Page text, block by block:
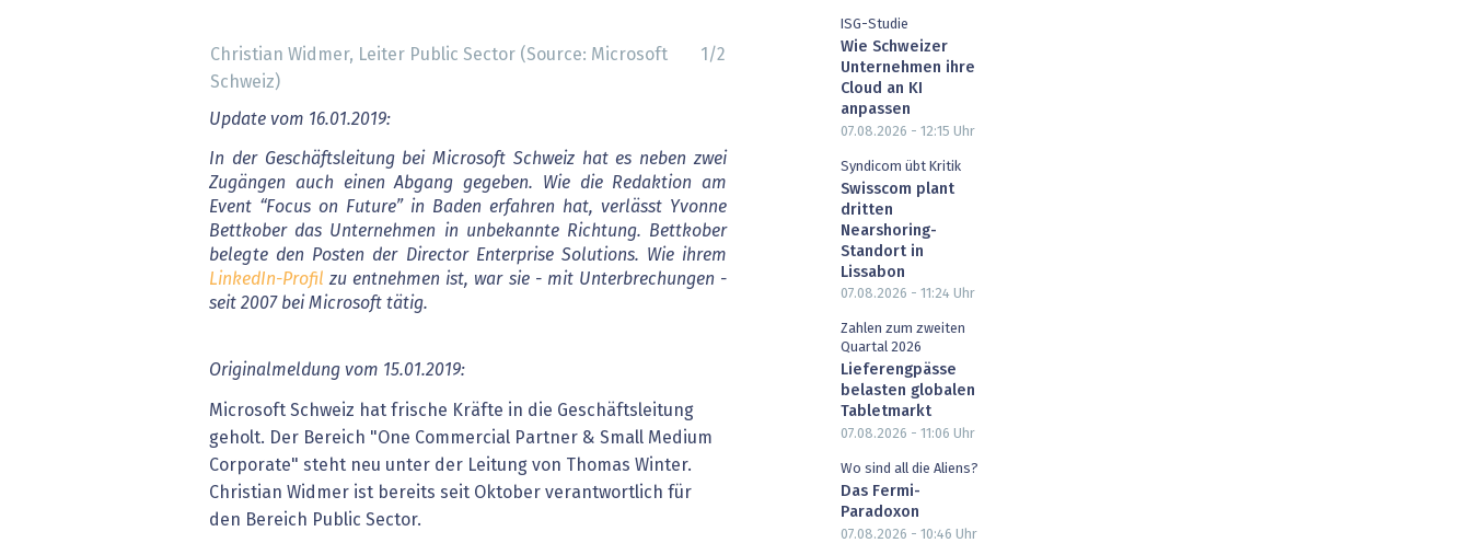
1 /2
Christian Widmer, Leiter Public Sector (Source: Microsoft
Schweiz)
Update vom 16.01.2019:
In der Geschäftsleitung bei Microsoft Schweiz hat es neben zwei
Zugängen auch einen Abgang gegeben. Wie die Redaktion am
Event “Focus on Future” in Baden erfahren hat, verlässt Yvonne
Bettkober das Unternehmen in unbekannte Richtung. Bettkober
belegte den Posten der Director Enterprise Solutions. Wie ihrem
LinkedIn-Profil zu entnehmen ist, war sie - mit Unterbrechungen -
seit 2007 bei Microsoft tätig.
Originalmeldung vom 15.01.2019:
Microsoft Schweiz hat frische Kräfte in die Geschäftsleitung
geholt. Der Bereich "One Commercial Partner & Small Medium
Corporate" steht neu unter der Leitung von Thomas Winter.
Christian Widmer ist bereits seit Oktober verantwortlich für
den Bereich Public Sector.
ISG-Studie
Wie Schweizer
Unternehmen ihre
Cloud an KI
anpassen
07.08.2026 - 12:15 Uhr
Syndicom übt Kritik
Swisscom plant
dritten
Nearshoring-
Standort in
Lissabon
07.08.2026 - 11:24 Uhr
Zahlen zum zweiten
Quartal 2026
Lieferengpässe
belasten globalen
Tabletmarkt
07.08.2026 - 11:06 Uhr
Wo sind all die Aliens?
Das Fermi-
Paradoxon
07.08.2026 - 10:46 Uhr